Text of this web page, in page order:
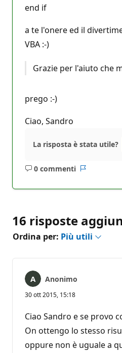
end if
a te l'onere ed il
VBA :-)
Grazie per l'aiuto che
prego :-)
Ciao, Sandro
La risposta è stata utile?
0 commenti
Nessun
16 risposte
Ordina per: Più utili
Anonimo
30 ott 2015, 15:18
Ciao Sandro e se provo
On ottengo lo stesso
oppure non è uguale a